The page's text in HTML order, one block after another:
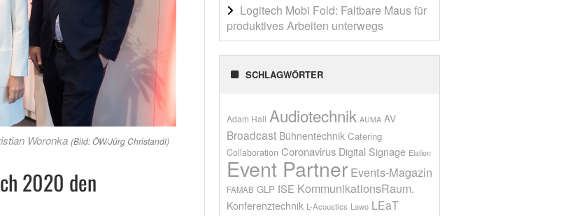
Woronka (Bild: ÖW/Jürg Christandl)
2020 den
Logitech Mobi Fold: Faltbare Maus für
produktives Arbeiten unterwegs
SCHLAGWÖRTER
Adam Hall Audiotechnik AUMA AV
Broadcast Bühnentechnik Catering
Collaboration Coronavirus Digital Signage Elation
Event Partner Events-Magazin
FAMAB GLP ISE KommunikationsRaum.
Konferenztechnik L-Acoustics Lawo LEaT